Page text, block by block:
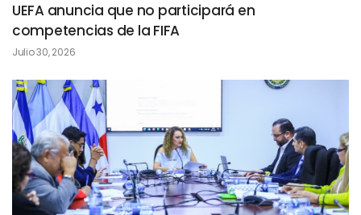
UEFA anuncia que no participará en
competencias de la FIFA
Julio 30, 2026